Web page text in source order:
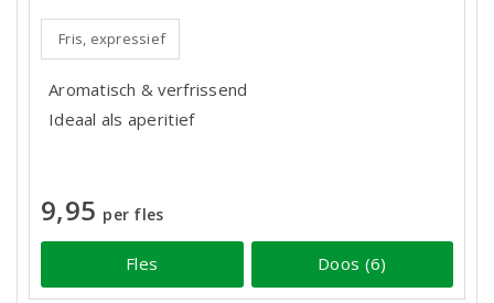
Fris, expressief
Aromatisch & verfrissend
Ideaal als aperitief
9,95 per fles
Fles Doos (6)